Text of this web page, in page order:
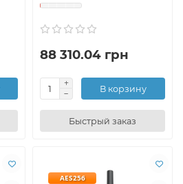
88 310.04 грн
В корзину
Быстрый заказ
AES256